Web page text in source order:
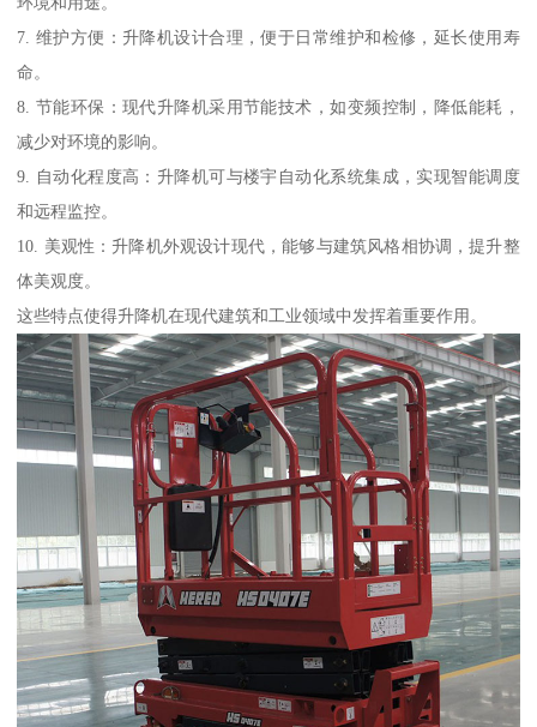
7. 维护方便：升降机设计合理，便于日常维护和检修，延长使用寿
命。
8. 节能环保：现代升降机采用节能技术，如变频控制，降低能耗，
减少对环境的影响。
9. 自动化程度高：升降机可与楼宇自动化系统集成，实现智能调度
和远程监控。
10. 美观性：升降机外观设计现代，能够与建筑风格相协调，提升整
体美观度。
这些特点使得升降机在现代建筑和工业领域中发挥着重要作用。